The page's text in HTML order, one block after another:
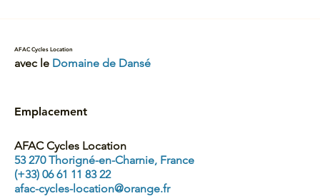
AFAC Cycles Location
avec le Domaine de Dansé
Emplacement
AFAC Cycles Location
53 270 Thorigné-en-Charnie, France
(+33) 06 61 11 83 22
afac-cycles-location@orange.fr